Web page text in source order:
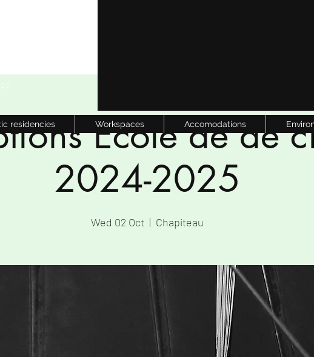
residencies Workspaces Accomodations
Ecole de de
2024-2025
Wed 02 Oct
  |
Chapiteau